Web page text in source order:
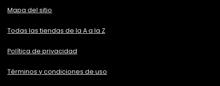
Mapa del sitio
Todas las tiendas de la A a la Z
Política de privacidad
Términos y condiciones de uso